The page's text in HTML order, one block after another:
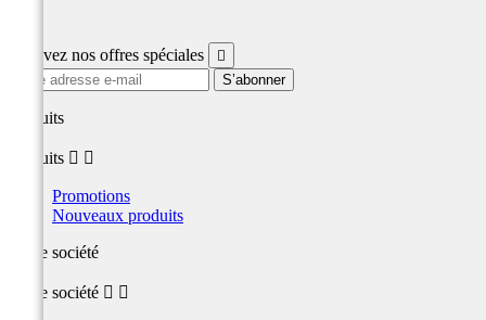
Recevez nos offres spéciales 
produits
produits  
Promotions
Nouveaux produits
Notre société
Notre société  